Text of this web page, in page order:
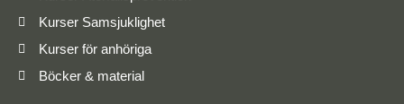
Kurser Samsjuklighet
Kurser för anhöriga
Böcker & material